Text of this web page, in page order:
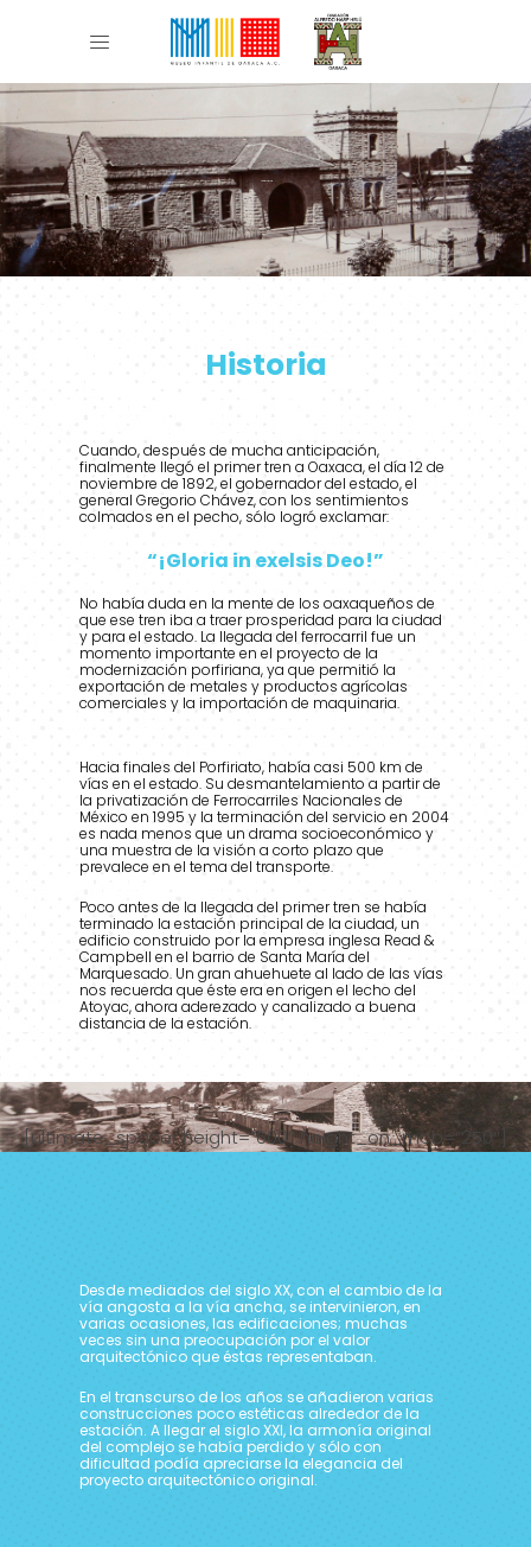
Historia
Cuando, después de mucha anticipación,
finalmente llegó el primer tren a Oaxaca, el día 12 de
noviembre de 1892, el gobernador del estado, el
general Gregorio Chávez, con los sentimientos
colmados en el pecho, sólo logró exclamar:
“¡Gloria in exelsis Deo!”
No había duda en la mente de los oaxaqueños de
que ese tren iba a traer prosperidad para la ciudad
y para el estado. La llegada del ferrocarril fue un
momento importante en el proyecto de la
modernización porfiriana, ya que permitió la
exportación de metales y productos agrícolas
comerciales y la importación de maquinaria.
Hacia finales del Porfiriato, había casi 500 km de
vías en el estado. Su desmantelamiento a partir de
la privatización de Ferrocarriles Nacionales de
México en 1995 y la terminación del servicio en 2004
es nada menos que un drama socioeconómico y
una muestra de la visión a corto plazo que
prevalece en el tema del transporte.
Poco antes de la llegada del primer tren se había
terminado la estación principal de la ciudad, un
edificio construido por la empresa inglesa Read &
Campbell en el barrio de Santa María del
Marquesado. Un gran ahuehuete al lado de las vías
nos recuerda que éste era en origen el lecho del
Atoyac, ahora aderezado y canalizado a buena
distancia de la estación.
[ultimate_spacer height=”600″ height_on_mob=”250″]
Desde mediados del siglo XX, con el cambio de la
vía angosta a la vía ancha, se intervinieron, en
varias ocasiones, las edificaciones; muchas
veces sin una preocupación por el valor
arquitectónico que éstas representaban.
En el transcurso de los años se añadieron varias
construcciones poco estéticas alrededor de la
estación. A llegar el siglo XXI, la armonía original
del complejo se había perdido y sólo con
dificultad podía apreciarse la elegancia del
proyecto arquitectónico original.